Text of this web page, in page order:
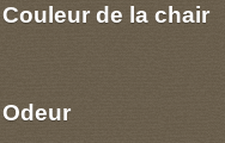
Couleur de la chair
Odeur